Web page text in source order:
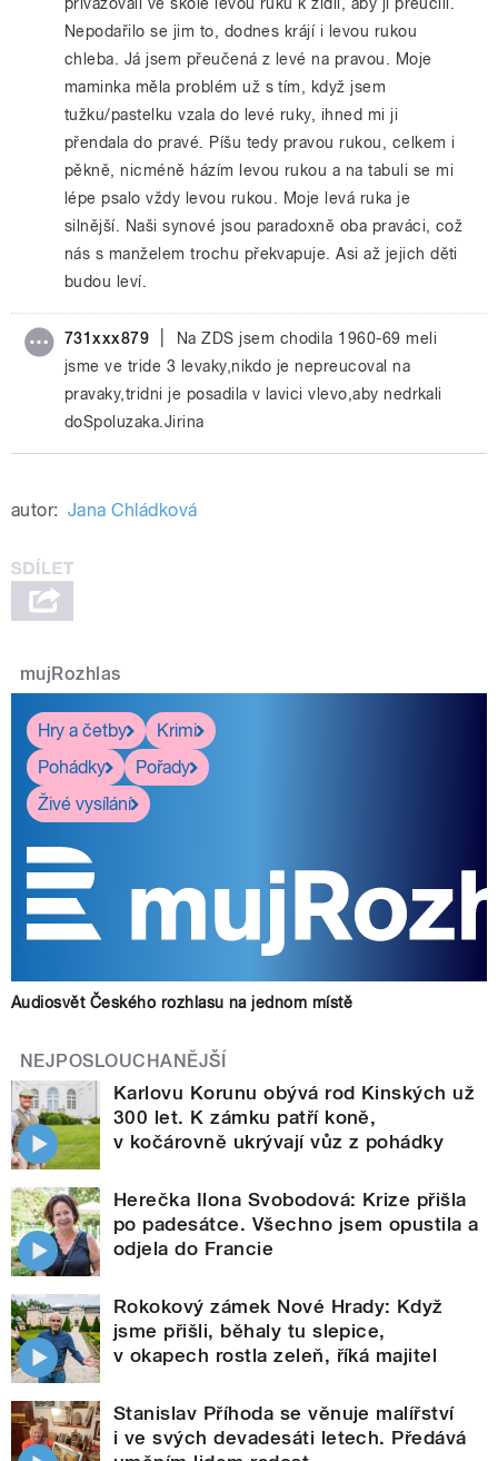
Nepodařilo se jim to, dodnes krájí i levou rukou
chleba. Já jsem přeučená z levé na pravou. Moje
maminka měla problém už s tím, když jsem
tužku/pastelku vzala do levé ruky, ihned mi ji
přendala do pravé. Píšu tedy pravou rukou, celkem i
pěkně, nicméně házím levou rukou a na tabuli se mi
lépe psalo vždy levou rukou. Moje levá ruka je
silnější. Naši synové jsou paradoxně oba praváci, což
nás s manželem trochu překvapuje. Asi až jejich děti
budou leví.
731xxx879
Na ZDS jsem chodila 1960-69 meli
jsme ve tride 3 levaky,nikdo je nepreucoval na
pravaky,tridni je posadila v lavici vlevo,aby nedrkali
doSpoluzaka.Jirina
autor: Jana Chládková
mujRozhlas
Hry a četby
Krimi
Pohádky
Pořady
Živé vysílání
Audiosvět Českého rozhlasu na jednom místě
NEJPOSLOUCHANĚJŠÍ
Karlovu Korunu obývá rod Kinských už
300 let. K zámku patří koně,
v kočárovně ukrývají vůz z pohádky
Herečka Ilona Svobodová: Krize přišla
po padesátce. Všechno jsem opustila a
odjela do Francie
Rokokový zámek Nové Hrady: Když
jsme přišli, běhaly tu slepice,
v okapech rostla zeleň, říká majitel
Stanislav Příhoda se věnuje malířství
i ve svých devadesáti letech. Předává